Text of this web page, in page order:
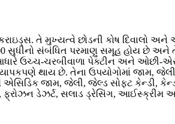
તે મુખ્યત્વે છોડની કોષ દિવાલો
સુધીનો સંબંધિત પરમાણુ સમૂહ હોય છે
ઉચ્ચ-ચરબીવાળા પેક્ટીન અને ઓછી-
થાય છે. તેના ઉપયોગોમાં જામ,
જામ, જેલી, જેલ્ડ સોફ્ટ કેન્ડી,
ડેઝર્ટ, સલાડ ડ્રેસિંગ, આઈસ્ક્રીમ